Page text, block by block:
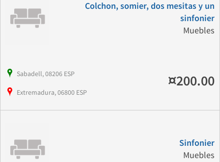
Colchon, somier, dos mesitas y un
sinfonier
Muebles
Sabadell, 08206 ESP
Extremadura, 06800 ESP
¤200.00
Sinfonier
Muebles